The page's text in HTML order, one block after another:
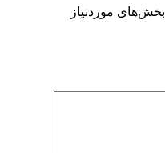
بخش‌های موردنیاز